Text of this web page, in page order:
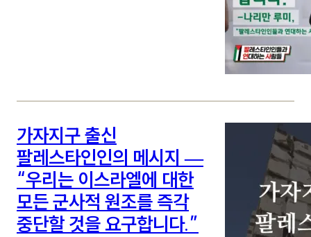
가자지구 출신
팔레스타인인의 메시지 —
“우리는 이스라엘에 대한
모든 군사적 원조를 즉각
중단할 것을 요구합니다.”